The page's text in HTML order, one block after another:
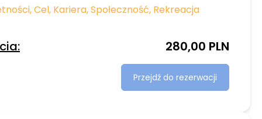
,Cel, Kariera,Społeczność, Rekreacja
280,00 PLN
Przejdź do rezerwacji